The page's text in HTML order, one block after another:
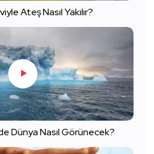
Ateş Nasıl Yakılır?
Dünya Nasıl Görünecek?